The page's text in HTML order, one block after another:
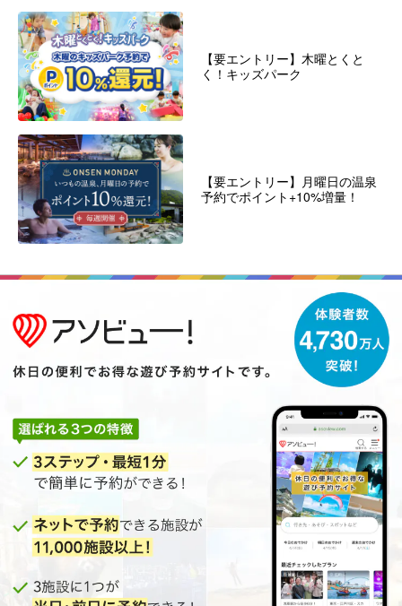
【要エントリー】木曜とくと
く！キッズパーク
【要エントリー】月曜日の温泉
予約でポイント+10%増量！